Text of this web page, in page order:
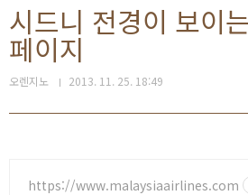
시드니 전경이 보이
페이지
오렌지노 2013. 11. 25. 18:49
https://www.malaysiaairlines.com